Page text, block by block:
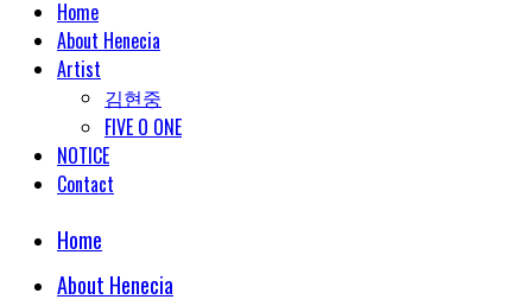
Home
About Henecia
Artist
김현중
FIVE O ONE
NOTICE
Contact
Home
About Henecia